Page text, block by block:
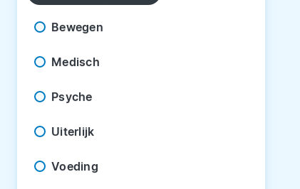
Bewegen
Medisch
Psyche
Uiterlijk
Voeding